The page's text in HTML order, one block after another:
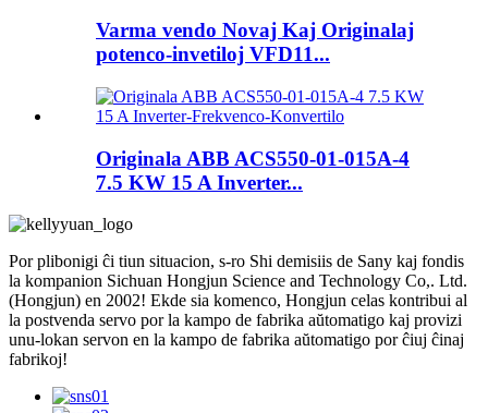
Varma vendo Novaj Kaj Originalaj
potenco-invetiloj VFD11...
Originala ABB ACS550-01-015A-4
7.5 KW 15 A Inverter...
Por plibonigi ĉi tiun situacion, s-ro Shi demisiis de Sany kaj fondis
la kompanion Sichuan Hongjun Science and Technology Co,. Ltd.
(Hongjun) en 2002! Ekde sia komenco, Hongjun celas kontribui al
la postvenda servo por la kampo de fabrika aŭtomatigo kaj provizi
unu-lokan servon en la kampo de fabrika aŭtomatigo por ĉiuj ĉinaj
fabrikoj!